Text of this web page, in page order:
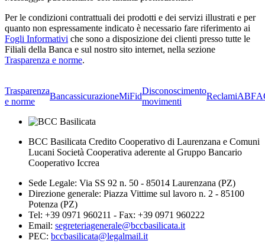
Per le condizioni contrattuali dei prodotti e dei servizi illustrati e per
quanto non espressamente indicato è necessario fare riferimento ai
Fogli Informativi che sono a disposizione dei clienti presso tutte le
Filiali della Banca e sul nostro sito internet, nella sezione
Trasparenza e norme.
Trasparenza
e norme
BancassicurazioneMiFid
Disconoscimento
movimenti
ReclamiABF
BCC Basilicata Credito Cooperativo di Laurenzana e Comuni
Lucani Società Cooperativa aderente al Gruppo Bancario
Cooperativo Iccrea
Sede Legale: Via SS 92 n. 50 - 85014 Laurenzana (PZ)
Direzione generale: Piazza Vittime sul lavoro n. 2 - 85100
Potenza (PZ)
Tel: +39 0971 960211 - Fax: +39 0971 960222
Email: segreteriagenerale@bccbasilicata.it
PEC: bccbasilicata@legalmail.it